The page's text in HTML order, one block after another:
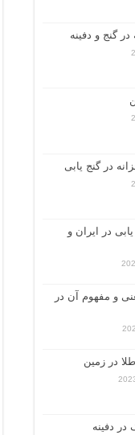
گنج و دفینه
در گنج یابی
در ایران و
و مفهوم آن در
در زمین
در دفینه